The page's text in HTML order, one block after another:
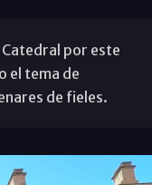
por este
el tema de
de fieles.